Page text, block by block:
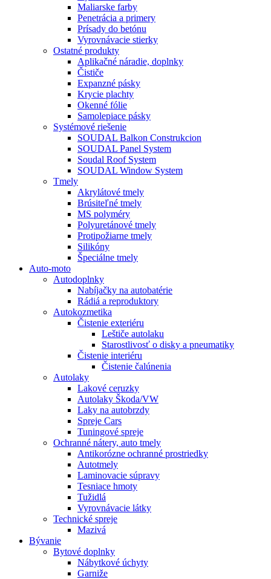
Maliarske farby
Penetrácia a primery
Prísady do betónu
Vyrovnávacie stierky
Ostatné produkty
Aplikačné náradie, doplnky
Čističe
Expanzné pásky
Krycie plachty
Okenné fólie
Samolepiace pásky
Systémové riešenie
SOUDAL Balkon Construkcion
SOUDAL Panel System
Soudal Roof System
SOUDAL Window System
Tmely
Akrylátové tmely
Brúsiteľné tmely
MS polyméry
Polyuretánové tmely
Protipožiarne tmely
Silikóny
Špeciálne tmely
Auto-moto
Autodoplnky
Nabíjačky na autobatérie
Rádiá a reproduktory
Autokozmetika
Čistenie exteriéru
Leštiče autolaku
Starostlivosť o disky a pneumatiky
Čistenie interiéru
Čistenie čalúnenia
Autolaky
Lakové ceruzky
Autolaky Škoda/VW
Laky na autobrzdy
Spreje Cars
Tuningové spreje
Ochranné nátery, auto tmely
Antikorózne ochranné prostriedky
Autotmely
Laminovacie súpravy
Tesniace hmoty
Tužidlá
Vyrovnávacie látky
Technické spreje
Mazivá
Bývanie
Bytové doplnky
Nábytkové úchyty
Garniže